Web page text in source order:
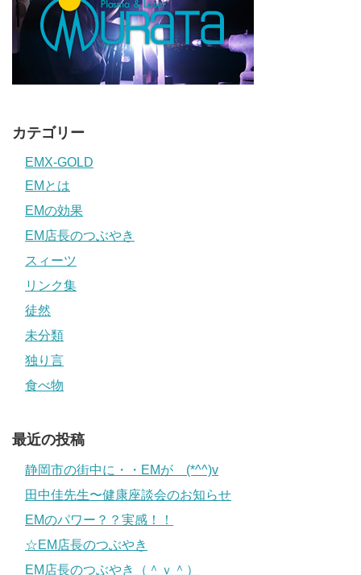
カテゴリー
EMX-GOLD
EMとは
EMの効果
EM店長のつぶやき
スィーツ
リンク集
徒然
未分類
独り言
食べ物
最近の投稿
静岡市の街中に・・EMが (*^^)v
田中佳先生〜健康座談会のお知らせ
EMのパワー？？実感！！
☆EM店長のつぶやき
EM店長のつぶやき（＾ｖ＾）